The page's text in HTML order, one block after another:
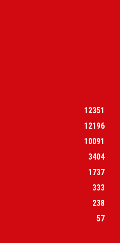
12351
12196
10091
3404
1737
333
238
57